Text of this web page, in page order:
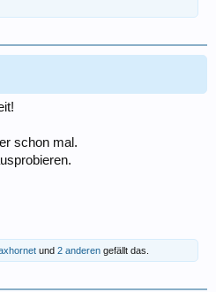
schon mal.
und 2 anderen gefällt das.